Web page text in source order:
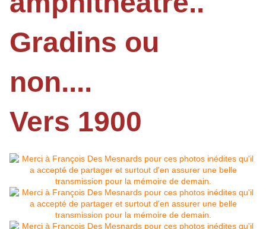
Gradins ou
non....
Vers 1900